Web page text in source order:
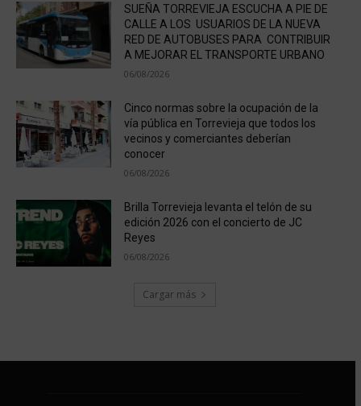
SUEÑA TORREVIEJA ESCUCHA A PIE DE
CALLE A LOS USUARIOS DE LA NUEVA
RED DE AUTOBUSES PARA CONTRIBUIR
A MEJORAR EL TRANSPORTE URBANO
06/08/2026
Cinco normas sobre la ocupación de la
vía pública en Torrevieja que todos los
vecinos y comerciantes deberían
conocer
06/08/2026
Brilla Torrevieja levanta el telón de su
edición 2026 con el concierto de JC
Reyes
06/08/2026
Cargar más